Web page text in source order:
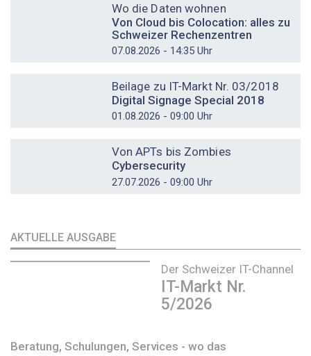
Wo die Daten wohnen
Von Cloud bis Colocation: alles zu
Schweizer Rechenzentren
07.08.2026 - 14:35 Uhr
Beilage zu IT-Markt Nr. 03/2018
Digital Signage Special 2018
01.08.2026 - 09:00 Uhr
Von APTs bis Zombies
Cybersecurity
27.07.2026 - 09:00 Uhr
AKTUELLE AUSGABE
Der Schweizer IT-Channel
IT-Markt Nr.
5/2026
Beratung, Schulungen, Services - wo das